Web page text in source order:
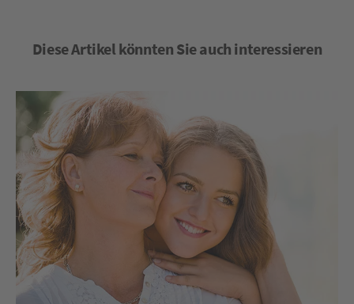
Diese Artikel könnten Sie auch interessieren